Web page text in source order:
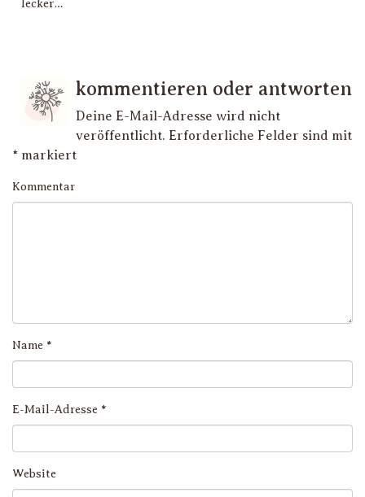
lecker…
kommentieren oder antworten
Deine E-Mail-Adresse wird nicht
veröffentlicht. Erforderliche Felder sind mit
* markiert
Kommentar
Name *
E-Mail-Adresse *
Website